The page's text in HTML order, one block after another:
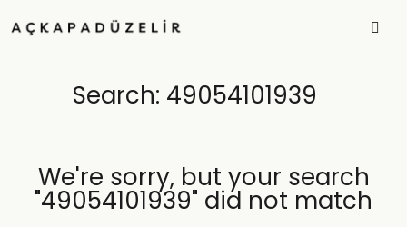
Search: 49054101939
We're sorry, but your search
"49054101939" did not match